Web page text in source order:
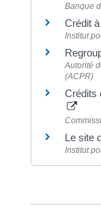
Banque
Crédit
Institut
Autorité
(ACPR)
Crédits
Le site
Institut